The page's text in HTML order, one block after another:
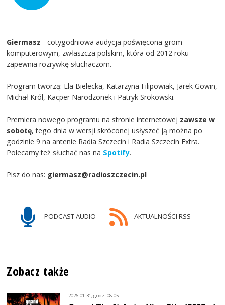
Giermasz - cotygodniowa audycja poświęcona grom
komputerowym, zwłaszcza polskim, która od 2012 roku
zapewnia rozrywkę słuchaczom.
Program tworzą: Ela Bielecka, Katarzyna Filipowiak, Jarek Gowin,
Michał Król, Kacper Narodzonek i Patryk Srokowski.
Premiera nowego programu na stronie internetowej zawsze w
sobotę, tego dnia w wersji skróconej usłyszeć ją można po
godzinie 9 na antenie Radia Szczecin i Radia Szczecin Extra.
Polecamy też słuchać nas na Spotify.
Pisz do nas: giermasz@radioszczecin.pl
PODCAST AUDIO AKTUALNOŚCI RSS
Zobacz także
2026-01-31, godz. 08:05